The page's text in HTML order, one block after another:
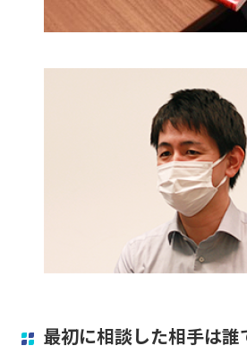
最初に相談した相手は誰